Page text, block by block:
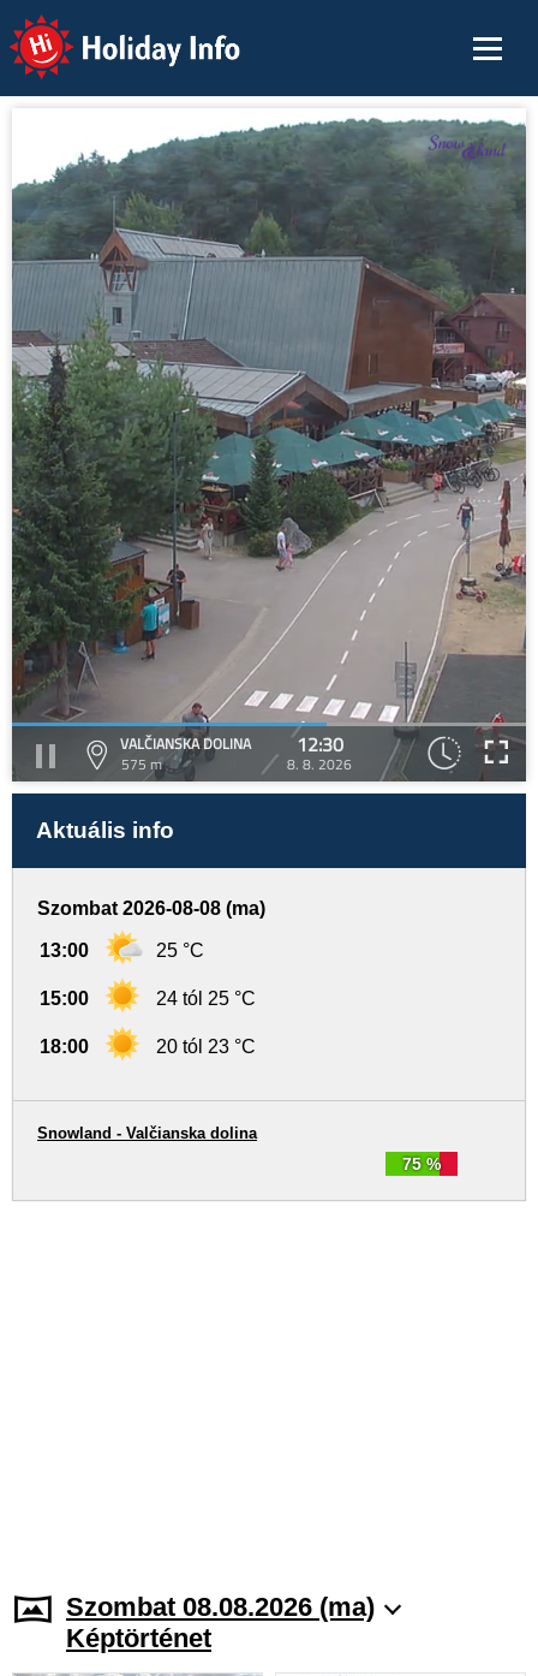
Holiday Info
VALČIANSKA DOLINA
575 m
12:30
8. 8. 2026
Aktuális info
Szombat 2026-08-08 (ma)
13:00 25 °C
15:00 24 tól 25 °C
18:00 20 tól 23 °C
75 %
Snowland - Valčianska dolina
Szombat 08.08.2026 (ma)
Képtörténet